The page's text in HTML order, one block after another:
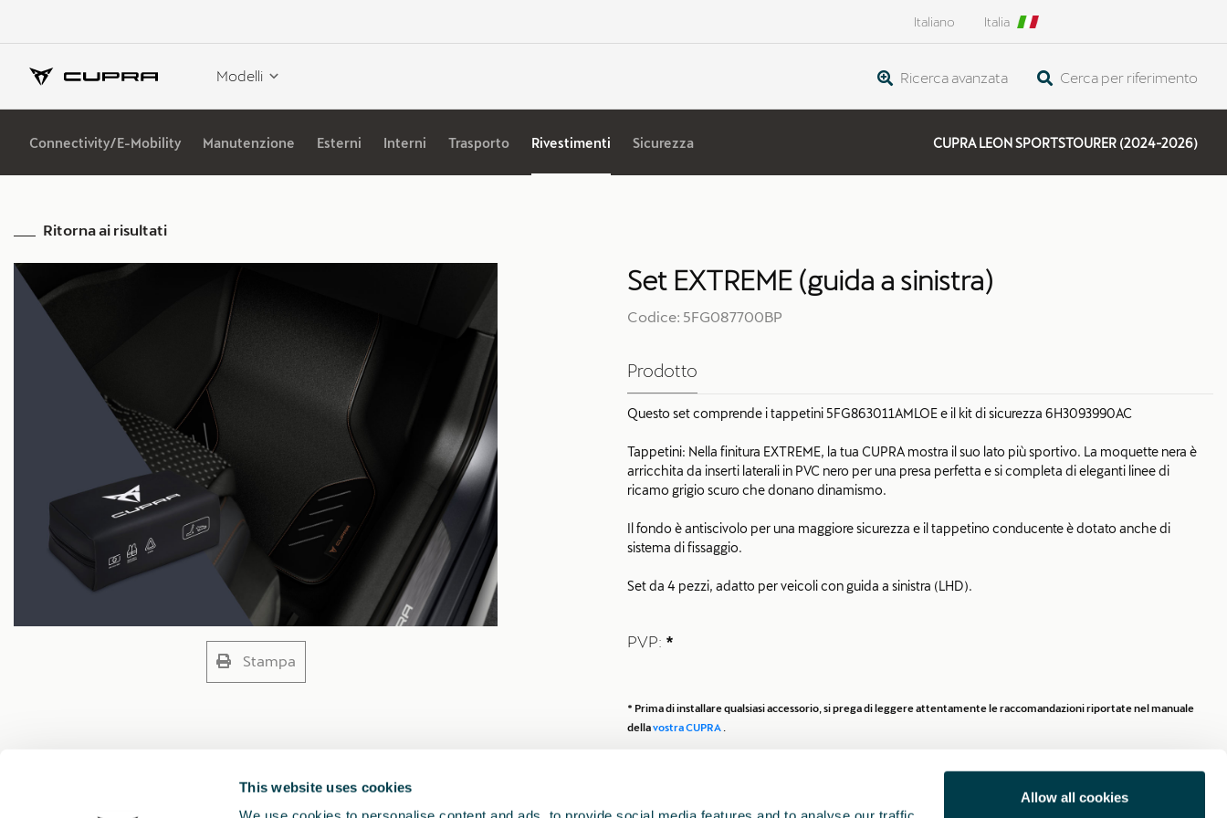
This website uses cookies
Allow all cookies
Italiano Italia
Modelli Ricerca avanzata Cerca per riferimento
Connectivity/E-Mobility Manutenzione Esterni Interni Trasporto Rivestimenti Sicurezza CUPRA LEON SPORTSTOURER (2024-2026)
Ritorna ai risultati
Stampa
Set EXTREME (guida a sinistra)
Codice: 5FG087700BP
Prodotto
Questo set comprende i tappetini 5FG863011AMLOE e il kit di sicurezza 6H3093990AC
Tappetini: Nella finitura EXTREME, la tua CUPRA mostra il suo lato più sportivo. La moquette nera è
arricchita da inserti laterali in PVC nero per una presa perfetta e si completa di eleganti linee di
ricamo grigio scuro che donano dinamismo.
Il fondo è antiscivolo per una maggiore sicurezza e il tappetino conducente è dotato anche di
sistema di fissaggio.
Set da 4 pezzi, adatto per veicoli con guida a sinistra (LHD).
pesca dismesse e fibre tessili provenienti da tappetini usati).
Kit di sicurezza: Viaggia in tutta tranquillità grazie al kit di emergenza che comprende un mini
PVP: *
* Prima di installare qualsiasi accessorio, si prega di leggere attentamente le raccomandazioni riportate nel manuale
dellavostra CUPRA